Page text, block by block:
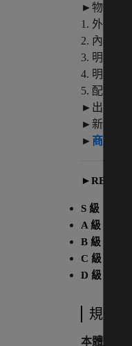
►物件狀
1. 外部：
2. 內部：
3. 明顯瑕
4. 明顯使
5. 配件：無
►出售原
►新品通
► 商品資
►
S 級｜
A 級｜
B 級｜
C 級｜
不
D 級｜
具
規格說
本體重量